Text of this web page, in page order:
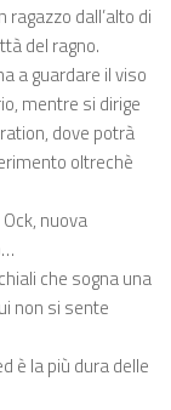
dall’alto di
del ragno.
a guardare il viso
mentre si dirige
dove potrà
oltrechè
nuova
che sogna una
non si sente
è la più dura delle